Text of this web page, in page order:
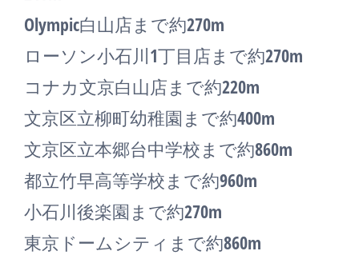
Olympic白山店まで約270m
ローソン小石川1丁目店まで約270m
コナカ文京白山店まで約220m
文京区立柳町幼稚園まで約400m
文京区立本郷台中学校まで約860m
都立竹早高等学校まで約960m
小石川後楽園まで約270m
東京ドームシティまで約860m